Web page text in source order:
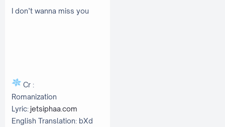
I don’t wanna miss you
Cr :
Romanization
Lyric:jetsiphaa.com
English Translation: bXd